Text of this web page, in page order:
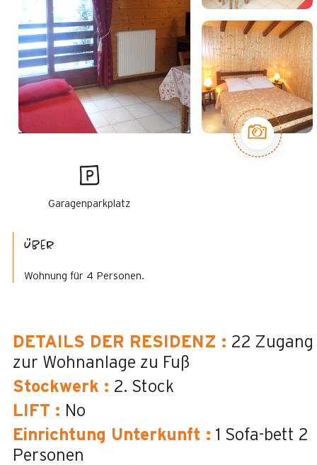
Garagenparkplatz
Über
Wohnung für 4 Personen.
DETAILS DER RESIDENZ : 22 Zugang
zur Wohnanlage zu Fuß
Stockwerk : 2. Stock
LIFT : No
Einrichtung Unterkunft : 1 Sofa-bett 2
Personen